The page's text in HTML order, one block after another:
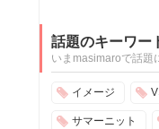
話題のキーワー
いまmasimaroで話題
イメージ
サマーニット